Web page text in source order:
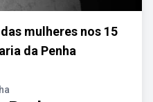
mulheres nos 15
da Penha